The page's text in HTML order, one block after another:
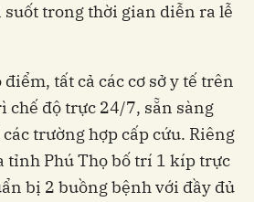
trong thời gian diễn ra lễ
tất cả các cơ sở y tế trên
chế độ trực 24/7, sẵn sàng
trường hợp cấp cứu. Riêng
tỉnh Phú Thọ bố trí 1 kíp trực
bị 2 buồng bệnh với đầy đủ